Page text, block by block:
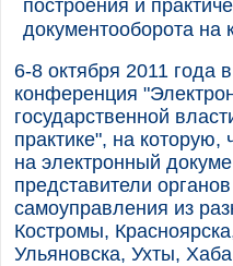
построения и
документооборота
6-8 октября 2011 года
конференция
государственной
практике", на
на электронный
представители
самоуправления из
Костромы,
Ульяновска, Ухты,